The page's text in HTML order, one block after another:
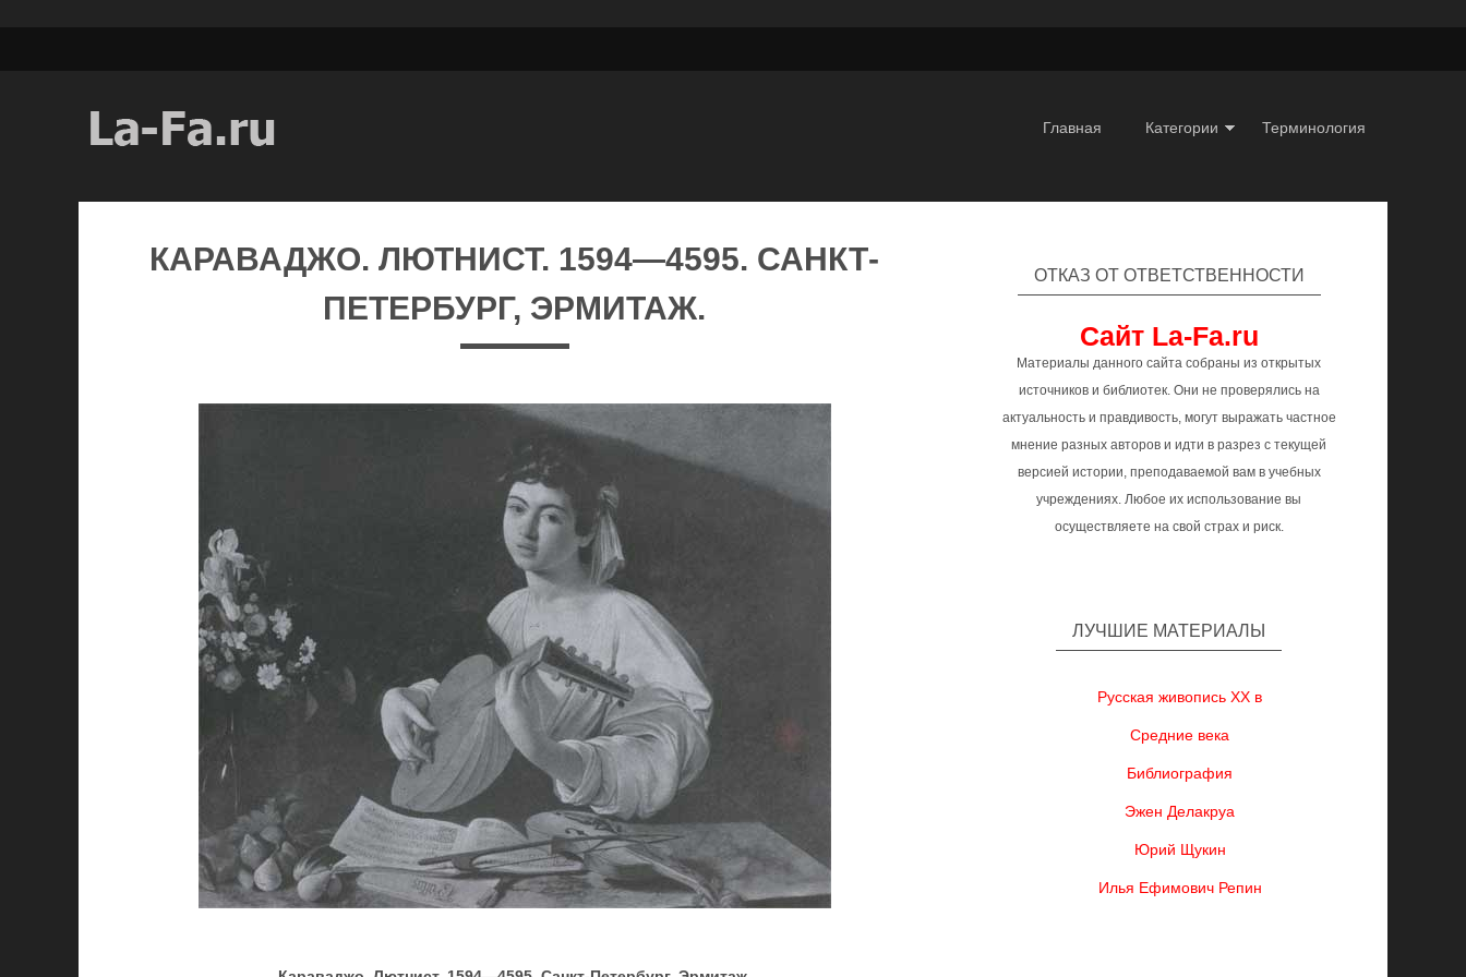
Главная Категории Терминология
КАРАВАДЖО. ЛЮТНИСТ. 1594—4595. САНКТ-
ПЕТЕРБУРГ, ЭРМИТАЖ.
ОТКАЗ ОТ ОТВЕТСТВЕННОСТИ
Сайт La-Fa.ru
Материалы данного сайта собраны из открытых
источников и библиотек. Они не проверялись на
актуальность и правдивость, могут выражать частное
мнение разных авторов и идти в разрез с текущей
версией истории, преподаваемой вам в учебных
учреждениях. Любое их использование вы
осуществляете на свой страх и риск.
ЛУЧШИЕ МАТЕРИАЛЫ
Русская живопись XX в
Средние века
Библиография
Эжен Делакруа
Юрий Щукин
Илья Ефимович Репин